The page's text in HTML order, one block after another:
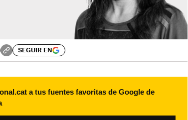
SEGUIR EN
a tus fuentes favoritas de Google de